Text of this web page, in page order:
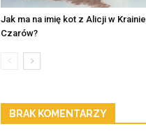
Jak ma na imię kot z Alicji w Krainie
Czarów?
BRAK KOMENTARZY